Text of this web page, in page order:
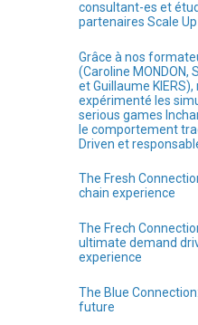
consultant-es et
partenaires Scale Up
Grâce à nos
(Caroline MONDON,
et Guillaume
expérimenté les
serious games
le comportement
Driven et
The Fresh
chain experience
The Frech
ultimate demand
experience
The Blue
future